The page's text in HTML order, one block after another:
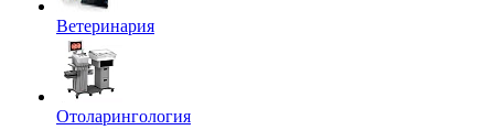
Ветеринария
Отоларингология